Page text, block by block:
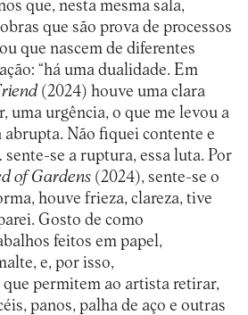
que, nesta mesma sala,
que são prova de processos
que nascem de diferentes
“há uma dualidade. Em
(2024) houve uma clara
uma urgência, o que me levou a
Não fiquei contente e
se a ruptura, essa luta. Por
of Gardens(2024), sente-se o
houve frieza, clareza, tive
Gosto de como
feitos em papel,
e, por isso,
permitem ao artista retirar,
panos, palha de aço e outras